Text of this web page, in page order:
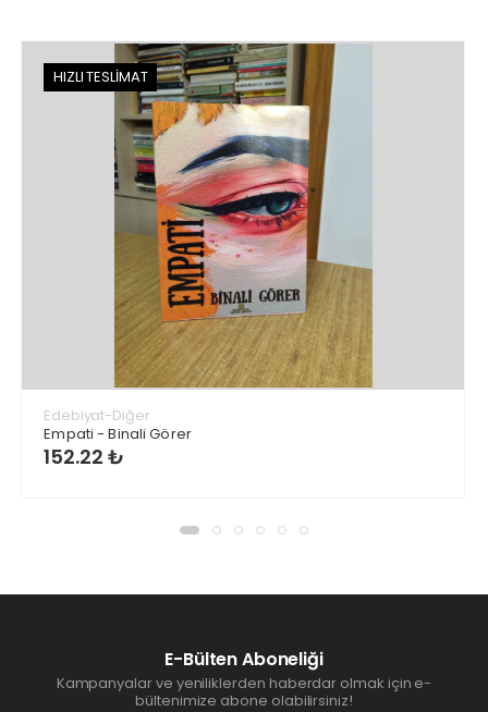
HIZLI TESLİMAT
Edebiyat-Diğer
Empati - Binali Görer
152.22 ₺
E-Bülten Aboneliği
Kampanyalar ve yeniliklerden haberdar olmak için e-
bültenimize abone olabilirsiniz!